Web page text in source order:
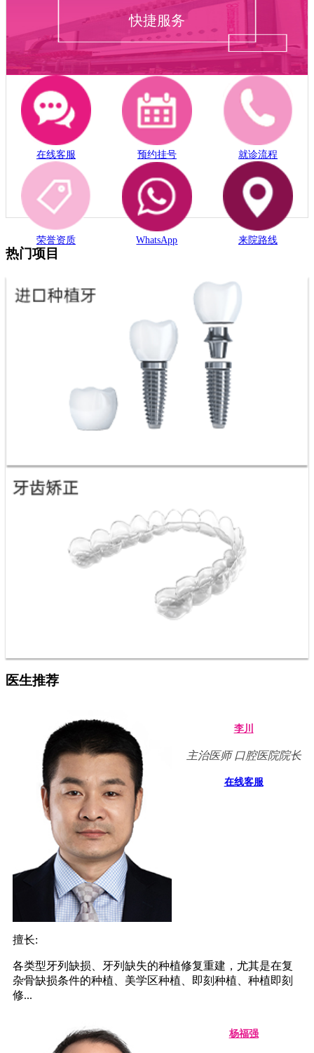
快捷服务
在线客服 预约挂号 就诊流程
荣誉资质 WhatsApp 来院路线
热门项目
医生推荐
李川
主治医师 口腔医院院长
在线客服
擅长:
各类型牙列缺损、牙列缺失的种植修复重建，尤其是在复
杂骨缺损条件的种植、美学区种植、即刻种植、种植即刻
修...
杨福强